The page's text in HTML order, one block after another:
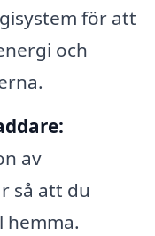
för att
och
av
så att du
hemma.